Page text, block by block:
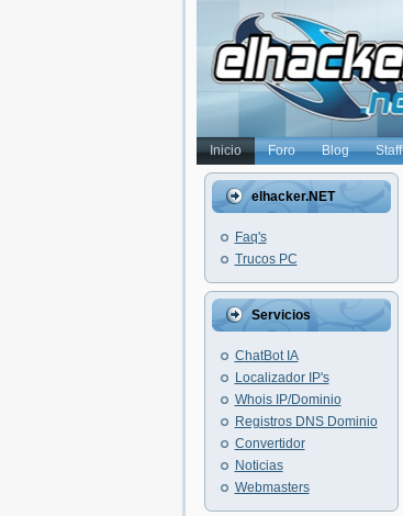
Inicio Foro Blog Staff
elhacker.NET
Faq's
Trucos PC
Servicios
ChatBot IA
Localizador IP's
Whois IP/Dominio
Registros DNS Dominio
Convertidor
Noticias
Webmasters